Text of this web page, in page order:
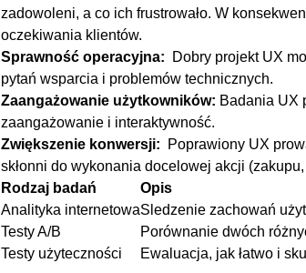
zadowoleni, a co ich frustrowało. W
oczekiwania klientów.
Sprawność operacyjna:
Dobry ⁢projekt UX
pytań⁢ wsparcia i problemów ​technicznych.
Zaangażowanie użytkowników: Badania​ UX
zaangażowanie i interaktywność.
Zwiększenie⁢ konwersji:
Poprawiony⁤ UX
skłonni do ‍wykonania ⁣docelowej akcji
Rodzaj badań
Opis
Analityka internetowaSledzenie zachowań
Testy ‍A/B
Porównanie⁢ dwóch
Testy użyteczności
Ewaluacja, jak łatwo i‍